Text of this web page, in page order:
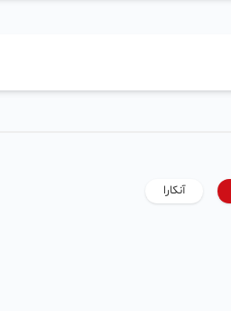
آنکارا